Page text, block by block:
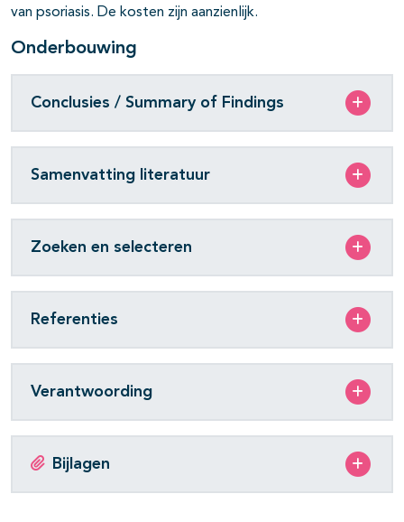
van psoriasis. De kosten zijn aanzienlijk.
Onderbouwing
Conclusies / Summary of Findings
Samenvatting literatuur
Zoeken en selecteren
Referenties
Verantwoording
Bijlagen